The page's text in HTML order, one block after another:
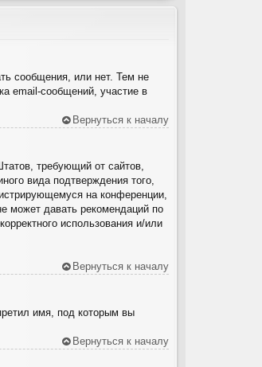
сообщения, или нет. Тем не
email-сообщений, участие в
Вернуться к началу
требующий от сайтов,
вида подтверждения того,
на конференции,
может давать рекомендаций по
использования и/или
Вернуться к началу
имя, под которым вы
Вернуться к началу